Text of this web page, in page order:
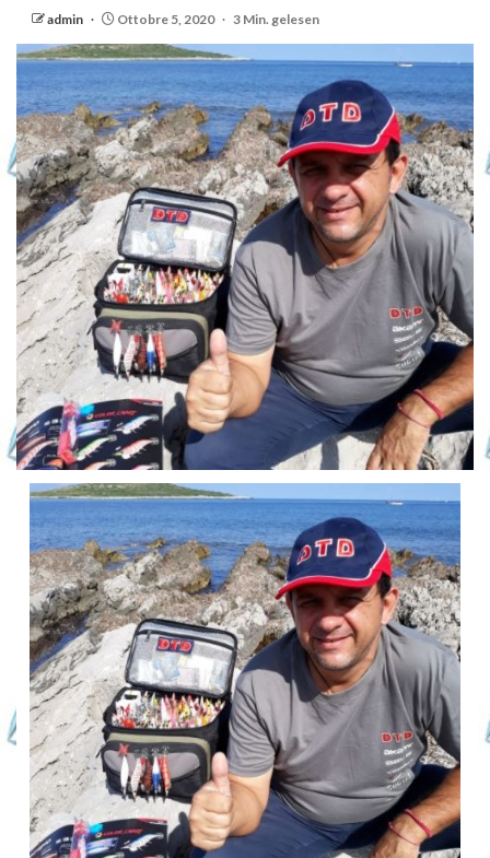
admin Ottobre 5, 2020 3 Min. gelesen